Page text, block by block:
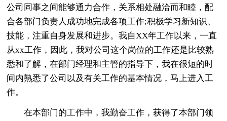
公司同事之间能够通力合作，关系相处融洽而和睦，配
合各部门负责人成功地完成各项工作;积极学习新知识、
技能，注重自身发展和进步。我自XX年工作以来，一直
从xx工作，因此，我对公司这个岗位的工作还是比较熟
悉和了解，在部门经理和主管的指导下，我在很短的时
间内熟悉了公司以及有关工作的基本情况，马上进入工
作。
在本部门的工作中，我勤奋工作，获得了本部门领